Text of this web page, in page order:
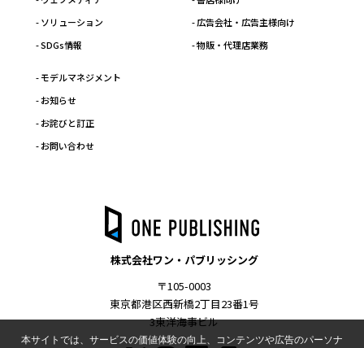
- ソリューション
- SDGs情報
- 広告会社・広告主様向け
- 物販・代理店業務
- モデルマネジメント
- お知らせ
- お詫びと訂正
- お問い合わせ
株式会社ワン・パブリッシング
〒105-0003
東京都港区西新橋2丁目23番1号
3東洋海事ビル
本サイトでは、サービスの価値体験の向上、コンテンツや広告のパーソナ